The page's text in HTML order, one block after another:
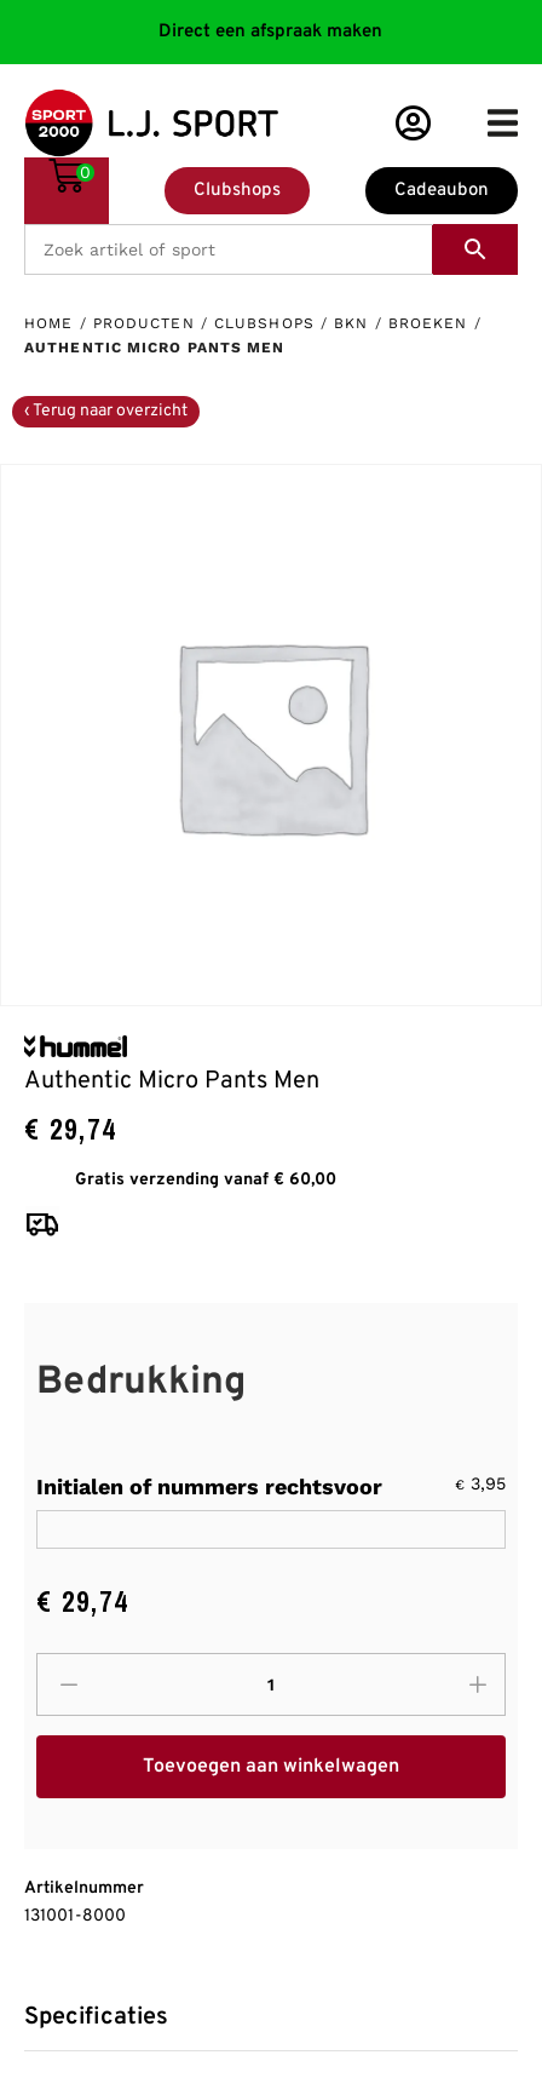
Direct een afspraak maken
Cadeaubon
Clubshops
0
HOME / PRODUCTEN / CLUBSHOPS / BKN / BROEKEN /
AUTHENTIC MICRO PANTS MEN
Authentic Micro Pants Men
€ 29,74
Gratis verzending vanaf € 60,00
Bedrukking
Initialen of nummers rechtsvoor € 3,95
€ 29,74
Toevoegen aan winkelwagen
Artikelnummer
131001-8000
Specificaties